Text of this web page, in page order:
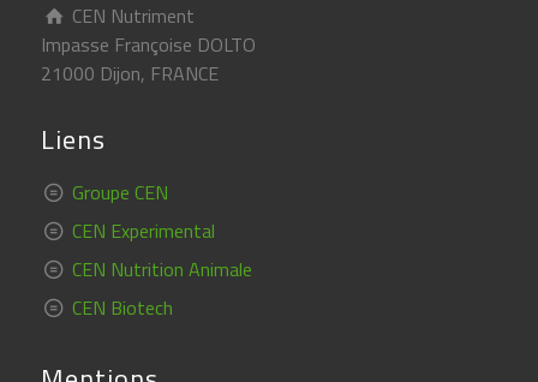
CEN Nutriment
Impasse Françoise DOLTO
21000 Dijon, FRANCE
Liens
Groupe CEN
CEN Experimental
CEN Nutrition Animale
CEN Biotech